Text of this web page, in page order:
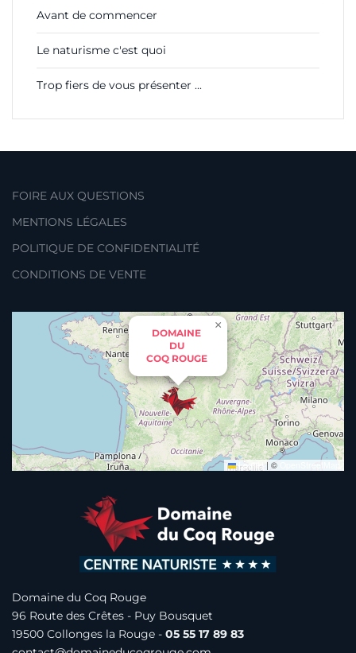
Avant de commencer
Le naturisme c'est quoi
Trop fiers de vous présenter ...
FOIRE AUX QUESTIONS
MENTIONS LÉGALES
POLITIQUE DE CONFIDENTIALITÉ
CONDITIONS DE VENTE
DOMAINE
DU
COQ ROUGE
×
Leaflet | ©
Domaine du Coq Rouge
96 Route des Crêtes - Puy Bousquet
19500 Collonges la Rouge - 05 55 17 89 83